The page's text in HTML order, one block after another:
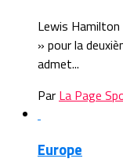
Lewis
» pour la
admet...
Par La Page
Europe